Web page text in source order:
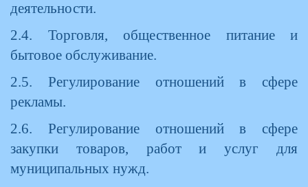
деятельности.
2.4. Торговля, общественное питание и
бытовое обслуживание.
2.5. Регулирование отношений в сфере
рекламы.
2.6. Регулирование отношений в сфере
закупки товаров, работ и услуг для
муниципальных нужд.